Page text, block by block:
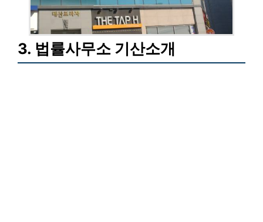
3. 법률사무소 기산소개